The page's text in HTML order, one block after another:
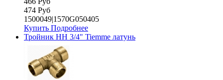
474 Руб
1500049|1570G050405
Купить Подробнее
Тройник НН 3/4" Tiemme латунь